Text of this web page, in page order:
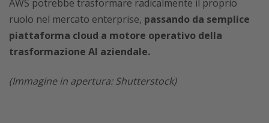
AWS potrebbe trasformare radicalmente il proprio
ruolo nel mercato enterprise, passando da semplice
piattaforma cloud a motore operativo della
trasformazione AI aziendale.
(Immagine in apertura: Shutterstock)